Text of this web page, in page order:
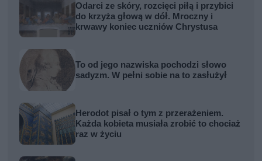
Odarci ze skóry, rozcięci piłą i przybici
do krzyża głową w dół. Mroczny i
krwawy koniec uczniów Chrystusa
To od jego nazwiska pochodzi słowo
sadyzm. W pełni sobie na to zasłużył
Herodot pisał o tym z przerażeniem.
Każda kobieta musiała zrobić to chociaż
raz w życiu